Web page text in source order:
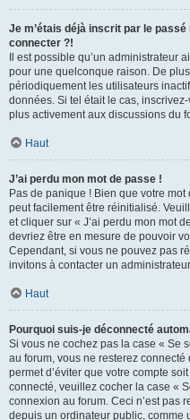
Je m’étais déjà inscrit par le
connecter ?!
Il est possible qu’un administrateur
pour une quelconque raison. De
périodiquement les utilisateurs
données. Si tel était le cas,
plus activement aux discussions du
Haut
J’ai perdu mon mot de passe !
Pas de panique ! Bien que votre
peut facilement être réinitialisé.
et cliquer sur « J’ai perdu mon mot
devriez être en mesure de pouvoir
Cependant, si vous ne pouvez pas
invitons à contacter un
Haut
Pourquoi suis-je déconnecté
Si vous ne cochez pas la case « Se
au forum, vous ne resterez
permet d’éviter que votre compte
connecté, veuillez cocher la case «
connexion au forum. Ceci n’est pas
depuis un ordinateur public, comme